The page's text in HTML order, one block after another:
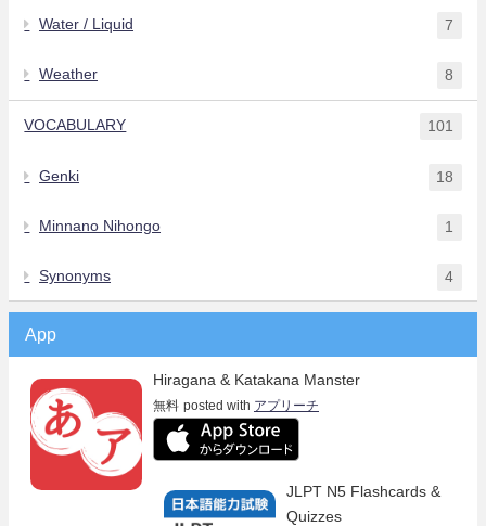
Water / Liquid 7
Weather 8
VOCABULARY 101
Genki 18
Minnano Nihongo 1
Synonyms 4
App
Hiragana & Katakana Manster
無料 posted with アプリーチ
JLPT N5 Flashcards &
Quizzes